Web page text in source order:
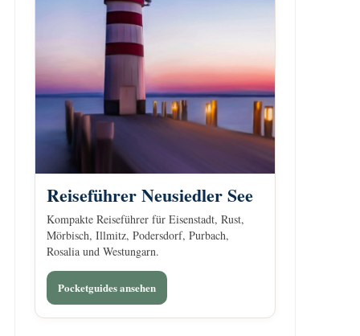
Reiseführer Neusiedler See
Kompakte Reiseführer für Eisenstadt, Rust,
Mörbisch, Illmitz, Podersdorf, Purbach,
Rosalia und Westungarn.
Pocketguides ansehen